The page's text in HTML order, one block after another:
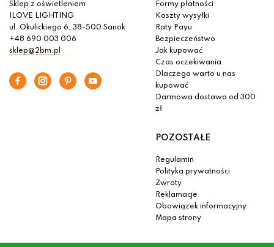
Sklep z oświetleniem
ILOVE LIGHTING
ul. Okulickiego 6, 38-500 Sanok
+48 690 003 006
sklep@2bm.pl
Formy płatności
Koszty wysyłki
Raty Payu
Bezpieczeństwo
Jak kupować
Czas oczekiwania
Dlaczego warto u nas
kupować
Darmowa dostawa od 300
zł
POZOSTAŁE
Regulamin
Polityka prywatności
Zwroty
Reklamacje
Obowiązek informacyjny
Mapa strony